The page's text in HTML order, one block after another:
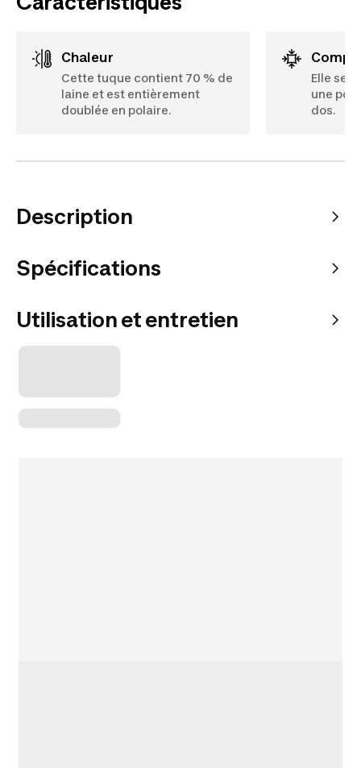
Chaleur
Cette tuque contient 70 % de
laine et est entièrement
doublée en polaire.
Elle se
une
dos.
Description
Spécifications
Utilisation et entretien